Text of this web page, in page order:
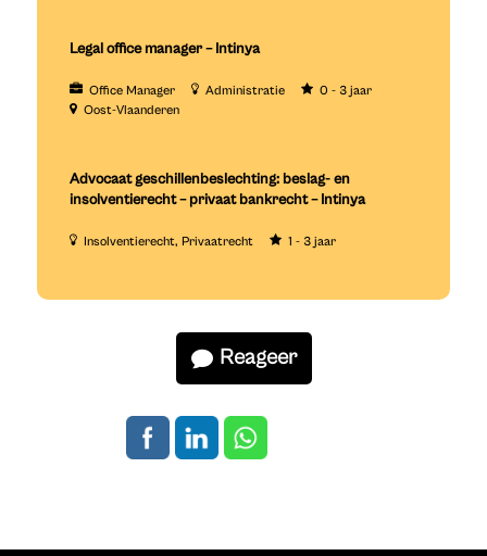
Legal office manager – Intinya
Office Manager Administratie
0 - 3 jaar
Oost-Vlaanderen
Advocaat geschillenbeslechting: beslag- en
insolventierecht – privaat bankrecht – Intinya
Insolventierecht Privaatrecht 1 - 3 jaar
Reageer